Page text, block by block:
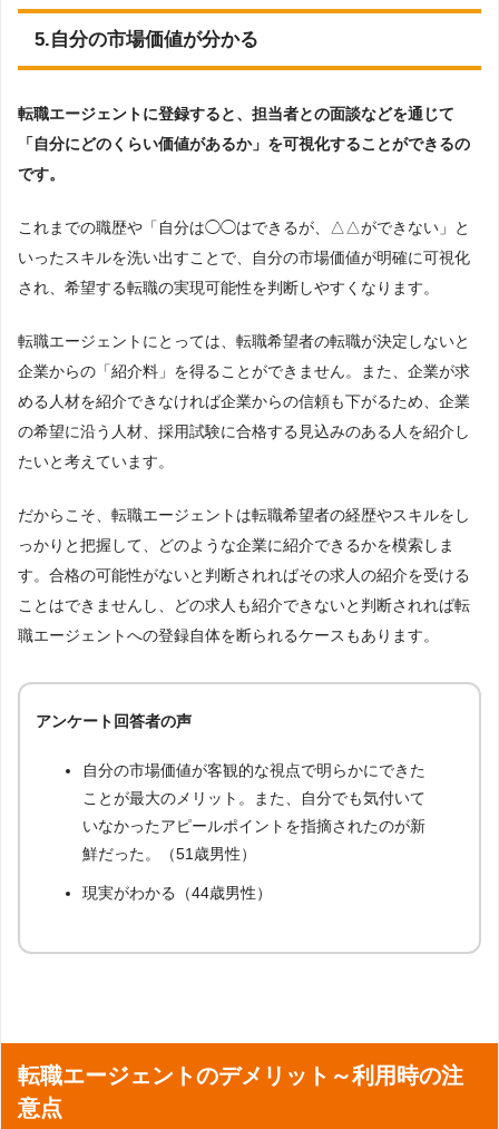
5.自分の市場価値が分かる
転職エージェントに登録すると、担当者との面談などを通じて
「自分にどのくらい価値があるか」を可視化することができるの
です。
これまでの職歴や「自分は◯◯はできるが、△△ができない」と
いったスキルを洗い出すことで、自分の市場価値が明確に可視化
され、希望する転職の実現可能性を判断しやすくなります。
転職エージェントにとっては、転職希望者の転職が決定しないと
企業からの「紹介料」を得ることができません。また、企業が求
める人材を紹介できなければ企業からの信頼も下がるため、企業
の希望に沿う人材、採用試験に合格する見込みのある人を紹介し
たいと考えています。
だからこそ、転職エージェントは転職希望者の経歴やスキルをし
っかりと把握して、どのような企業に紹介できるかを模索しま
す。合格の可能性がないと判断されればその求人の紹介を受ける
ことはできませんし、どの求人も紹介できないと判断されれば転
職エージェントへの登録自体を断られるケースもあります。
アンケート回答者の声
自分の市場価値が客観的な視点で明らかにできた
ことが最大のメリット。また、自分でも気付いて
いなかったアピールポイントを指摘されたのが新
鮮だった。（51歳男性）
現実がわかる（44歳男性）
転職エージェントのデメリット～利用時の注
意点